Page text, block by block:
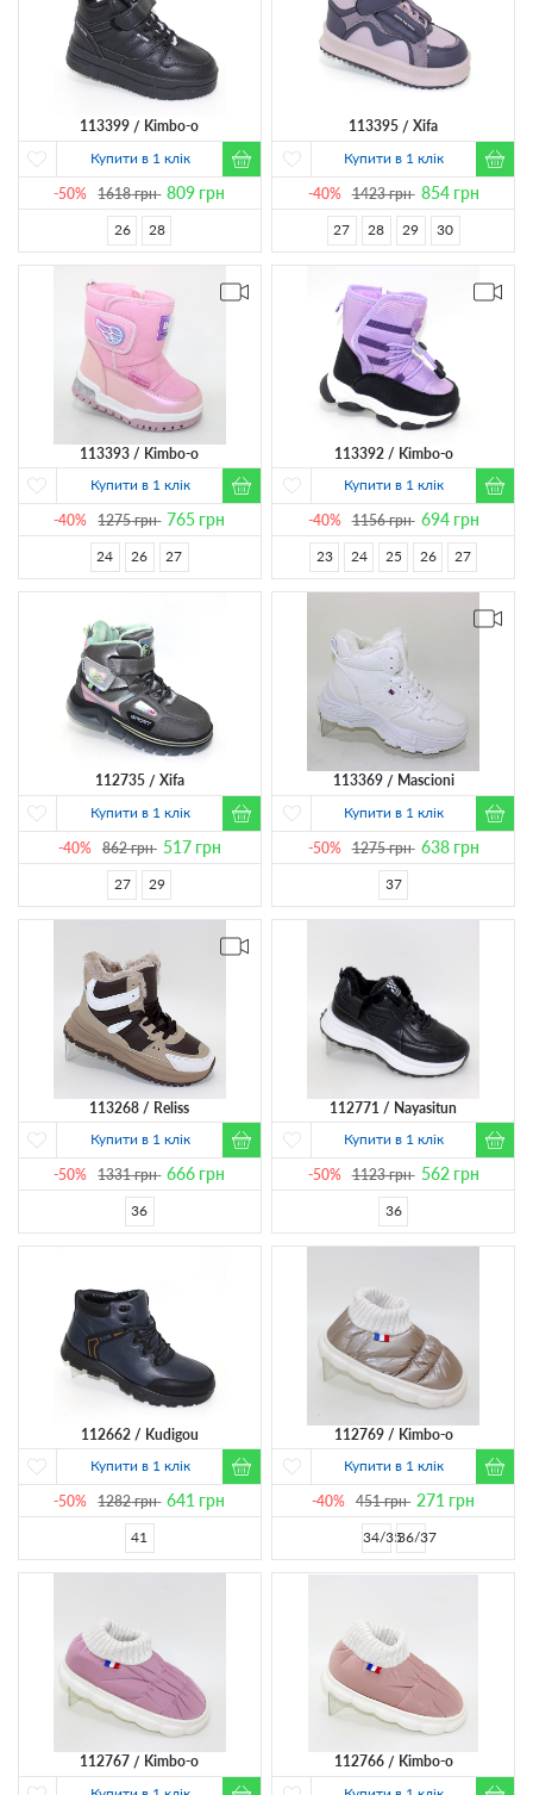
113399
Kimbo-o
Купити в 1 клік
-50% 1618грн 809 грн
26 28
113395
Xifa
Купити в 1 клік
-40% 1423грн 854грн
27 28 29 30
113393
Kimbo-o
Купити в 1 клік
-40% 1275грн 765 грн
24 26 27
113392
Kimbo-o
Купити в 1 клік
-40% 1156грн 694грн
23 24 25 26 27
112735
Xifa
Купити в 1 клік
-40% 862грн 517грн
27 29
113369
Mascioni
Купити в 1 клік
-50% 1275грн 638грн
37
113268
Reliss
Купити в 1 клік
-50% 1331грн 666 грн
36
112771
Nayasitun
Купити в 1 клік
-50% 1123грн 562грн
36
112662
Kudigou
Купити в 1 клік
-50% 1282грн 641 грн
41
112769
Kimbo-o
Купити в 1 клік
-40% 451грн 271 грн
34/3536/37
112767
Kimbo-o
112766
Kimbo-o